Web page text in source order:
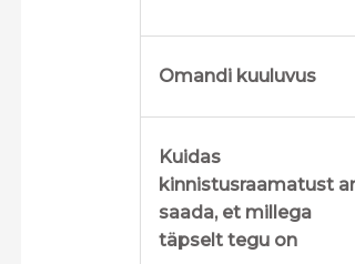
Omandi kuuluvus
Kuidas
kinnistusraamatust
saada, et millega
täpselt tegu on